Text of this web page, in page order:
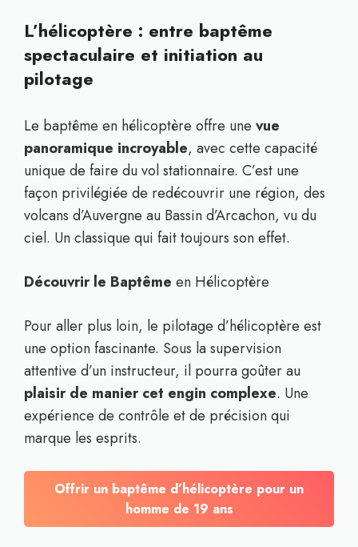
L’hélicoptère : entre baptême
spectaculaire et initiation au
pilotage
Le baptême en hélicoptère offre une vue
panoramique incroyable, avec cette capacité
unique de faire du vol stationnaire. C’est une
façon privilégiée de redécouvrir une région, des
volcans d’Auvergne au Bassin d’Arcachon, vu du
ciel. Un classique qui fait toujours son effet.
Découvrir le Baptême en Hélicoptère
Pour aller plus loin, le pilotage d’hélicoptère est
une option fascinante. Sous la supervision
attentive d’un instructeur, il pourra goûter au
plaisir de manier cet engin complexe. Une
expérience de contrôle et de précision qui
marque les esprits.
Offrir un baptême d’hélicoptère pour un
homme de 19 ans